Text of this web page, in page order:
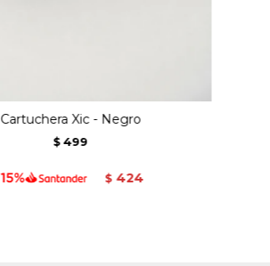
Cartuchera Xic - Negro
$ 499
$ 424